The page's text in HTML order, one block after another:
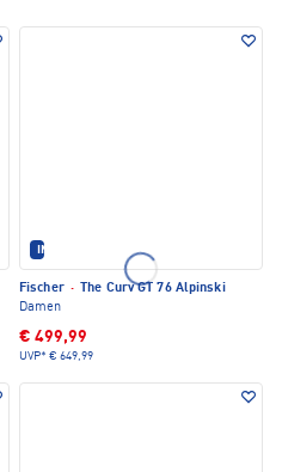
IM SET ERHÄLTLICH
Fischer ·
The Curv GT 76 Alpinski
Damen
€ 499,99
UVP* € 649,99